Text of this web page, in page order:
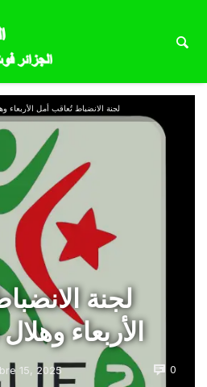
لجنة الانضباط تُعاقب أمل الأربعاء
لجنة
الأربعاء
15, 2025 0